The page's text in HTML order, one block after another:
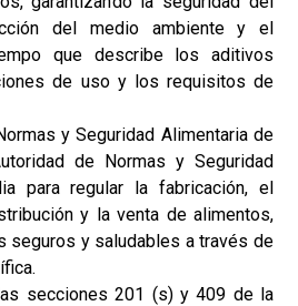
del medio ambiente y el
que describe los aditivos
de uso y los requisitos de
y Seguridad Alimentaria de
de Normas y Seguridad
para regular la fabricación, el
y la venta de alimentos,
seguros y saludables a través de
secciones 201 (s) y 409 de la